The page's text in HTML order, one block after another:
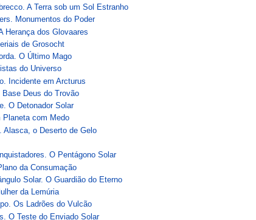
A Terra sob um Sol Estranho
Monumentos do Poder
Herança dos Glovaares
de Grosocht
O Último Mago
do Universo
Incidente em Arcturus
Deus do Trovão
O Detonador Solar
com Medo
Alasca, o Deserto de Gelo
O Pentágono Solar
da Consumação
Solar. O Guardião do Eterno
da Lemúria
Os Ladrões do Vulcão
O Teste do Enviado Solar